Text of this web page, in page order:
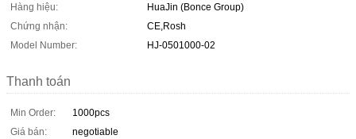
Hàng hiệu:
HuaJin (Bonce Group)
Chứng nhận:
CE,Rosh
Model Number:
HJ-0501000-02
Thanh toán
Min Order:
1000pcs
Giá bán:
negotiable